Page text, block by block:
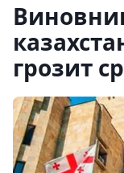
грозит